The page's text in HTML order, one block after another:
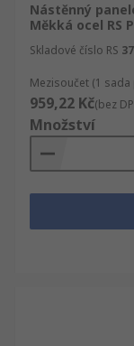
Nástěnný
Měkká ocel RS
Skladové číslo RS
Mezisoučet (1 sada
959,22 Kč(bez
Množství